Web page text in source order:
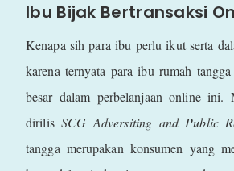
Ibu Bijak Bertransaksi
Kenapa sih para ibu perlu ikut serta
karena ternyata para ibu rumah
besar dalam perbelanjaan online ini.
dirilisSCG Adversiting and Public
tangga merupakan konsumen yang